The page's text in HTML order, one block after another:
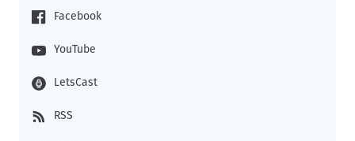
Facebook
YouTube
LetsCast
RSS